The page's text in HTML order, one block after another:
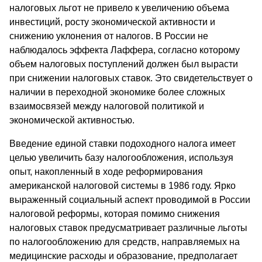
налоговых льгот не привело к увеличению объема
инвестиций, росту экономической активности и
снижению уклонения от налогов. В России не
наблюдалось эффекта Лаффера, согласно которому
объем налоговых поступлений должен был вырасти
при снижении налоговых ставок. Это свидетельствует о
наличии в переходной экономике более сложных
взаимосвязей между налоговой политикой и
экономической активностью.
Введение единой ставки подоходного налога имеет
целью увеличить базу налогообложения, используя
опыт, накопленный в ходе реформирования
американской налоговой системы в 1986 году. Ярко
выраженный социальный аспект проводимой в России
налоговой реформы, которая помимо снижения
налоговых ставок предусматривает различные льготы
по налогообложению для средств, направляемых на
медицинские расходы и образование, предполагает